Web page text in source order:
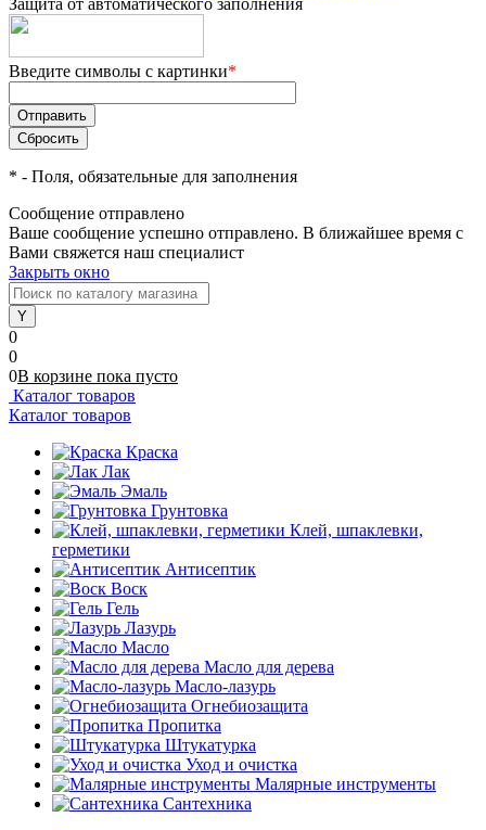
Защита от автоматического заполнения
Введите символы с картинки*
* - Поля, обязательные для заполнения
Сообщение отправлено
Ваше сообщение успешно отправлено. В ближайшее время с
Вами свяжется наш специалист
Закрыть окно
0
0
0В корзине пока пусто
Каталог товаров
Каталог товаров
Краска
Лак
Эмаль
Грунтовка
Клей, шпаклевки,
герметики
Антисептик
Воск
Гель
Лазурь
Масло
Масло для дерева
Масло-лазурь
Огнебиозащита
Пропитка
Штукатурка
Уход и очистка
Малярные инструменты
Сантехника